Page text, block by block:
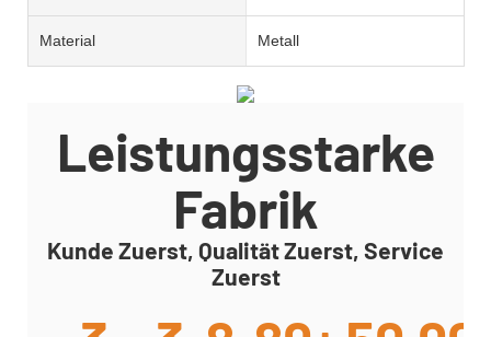
Material Metall
Leistungsstarke
Fabrik
Kunde Zuerst, Qualität Zuerst, Service
Zuerst